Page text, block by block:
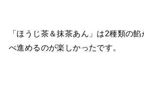
「ほうじ茶＆抹茶あん」は2種類の
べ進めるのが楽しかったです。